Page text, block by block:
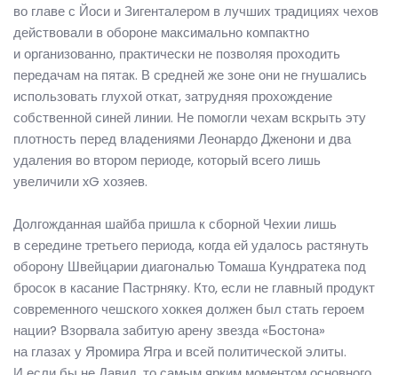
во главе с Йоси и Зигенталером в лучших традициях чехов
действовали в обороне максимально компактно
и организованно, практически не позволяя проходить
передачам на пятак. В средней же зоне они не гнушались
использовать глухой откат, затрудняя прохождение
собственной синей линии. Не помогли чехам вскрыть эту
плотность перед владениями Леонардо Дженони и два
удаления во втором периоде, который всего лишь
увеличили xG хозяев.
Долгожданная шайба пришла к сборной Чехии лишь
в середине третьего периода, когда ей удалось растянуть
оборону Швейцарии диагональю Томаша Кундратека под
бросок в касание Пастрняку. Кто, если не главный продукт
современного чешского хоккея должен был стать героем
нации? Взорвала забитую арену звезда «Бостона»
на глазах у Яромира Ягра и всей политической элиты.